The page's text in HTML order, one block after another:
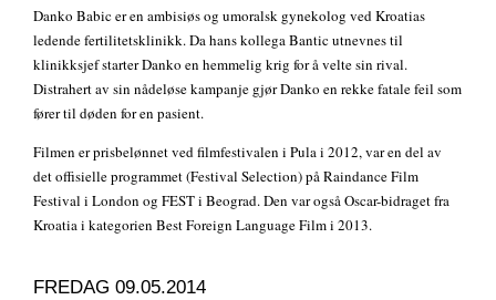
Danko Babic er en ambisiøs og umoralsk gynekolog ved Kroatias
ledende fertilitetsklinikk. Da hans kollega Bantic utnevnes til
klinikksjef starter Danko en hemmelig krig for å velte sin rival.
Distrahert av sin nådeløse kampanje gjør Danko en rekke fatale feil som
fører til døden for en pasient.
Filmen er prisbelønnet ved filmfestivalen i Pula i 2012, var en del av
det offisielle programmet (Festival Selection) på Raindance Film
Festival i London og FEST i Beograd. Den var også Oscar-bidraget fra
Kroatia i kategorien Best Foreign Language Film i 2013.
FREDAG 09.05.2014